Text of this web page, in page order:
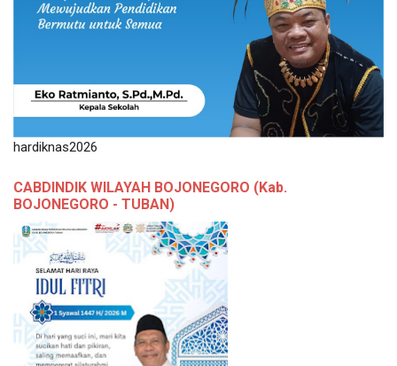
hardiknas2026
CABDINDIK WILAYAH BOJONEGORO (Kab.
BOJONEGORO - TUBAN)